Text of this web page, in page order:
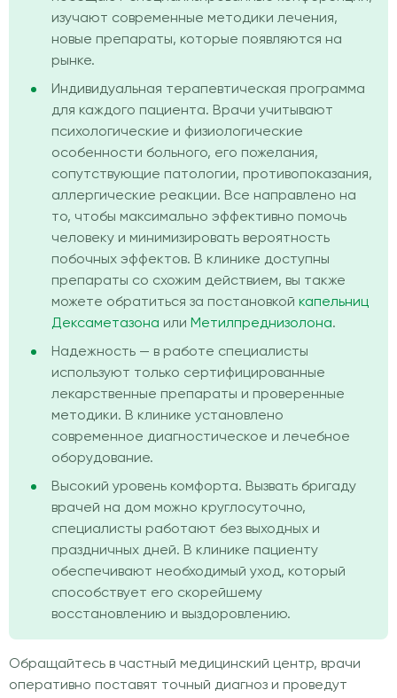
изучают современные методики лечения,
новые препараты, которые появляются на
рынке.
Индивидуальная терапевтическая программа
для каждого пациента. Врачи учитывают
психологические и физиологические
особенности больного, его пожелания,
сопутствующие патологии, противопоказания,
аллергические реакции. Все направлено на
то, чтобы максимально эффективно помочь
человеку и минимизировать вероятность
побочных эффектов. В клинике доступны
препараты со схожим действием, вы также
можете обратиться за постановкой капельниц
Дексаметазона или Метилпреднизолона.
Надежность — в работе специалисты
используют только сертифицированные
лекарственные препараты и проверенные
методики. В клинике установлено
современное диагностическое и лечебное
оборудование.
Высокий уровень комфорта. Вызвать бригаду
врачей на дом можно круглосуточно,
специалисты работают без выходных и
праздничных дней. В клинике пациенту
обеспечивают необходимый уход, который
способствует его скорейшему
восстановлению и выздоровлению.
Обращайтесь в частный медицинский центр, врачи
оперативно поставят точный диагноз и проведут